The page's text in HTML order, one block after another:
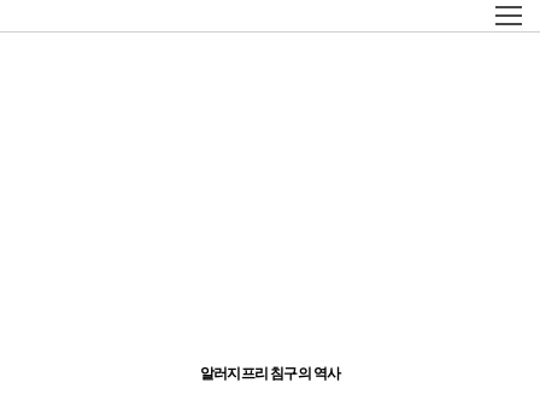
알러지프리 침구의 역사